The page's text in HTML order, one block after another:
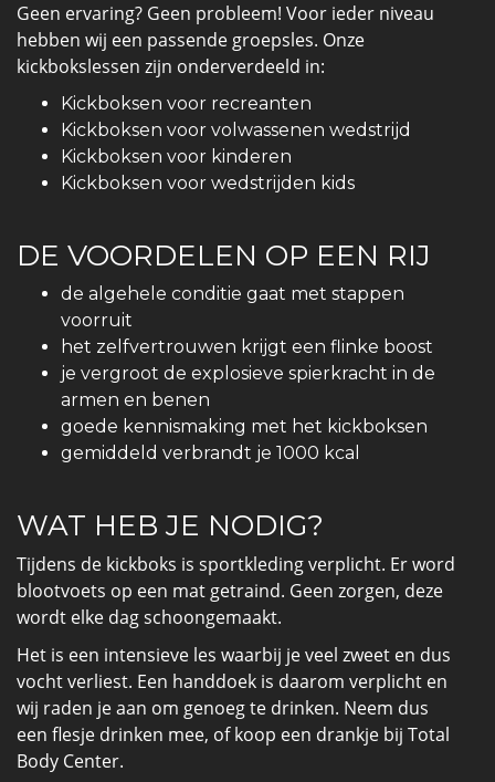
Geen ervaring? Geen probleem! Voor ieder niveau
hebben wij een passende groepsles. Onze
kickbokslessen zijn onderverdeeld in:
Kickboksen voor recreanten
Kickboksen voor volwassenen wedstrijd
Kickboksen voor kinderen
Kickboksen voor wedstrijden kids
DE VOORDELEN OP EEN RIJ
de algehele conditie gaat met stappen
voorruit
het zelfvertrouwen krijgt een flinke boost
je vergroot de explosieve spierkracht in de
armen en benen
goede kennismaking met het kickboksen
gemiddeld verbrandt je 1000 kcal
WAT HEB JE NODIG?
Tijdens de kickboks is sportkleding verplicht. Er word
blootvoets op een mat getraind. Geen zorgen, deze
wordt elke dag schoongemaakt.
Het is een intensieve les waarbij je veel zweet en dus
vocht verliest. Een handdoek is daarom verplicht en
wij raden je aan om genoeg te drinken. Neem dus
een flesje drinken mee, of koop een drankje bij Total
Body Center.